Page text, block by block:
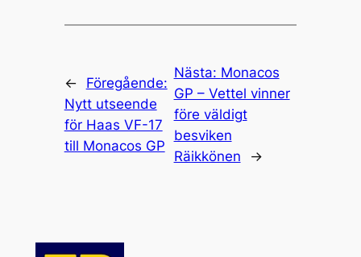
←
Föregående:
Nytt utseende
för Haas VF-17
till Monacos GP
Nästa: Monacos
GP – Vettel vinner
före väldigt
besviken
Räikkönen
→